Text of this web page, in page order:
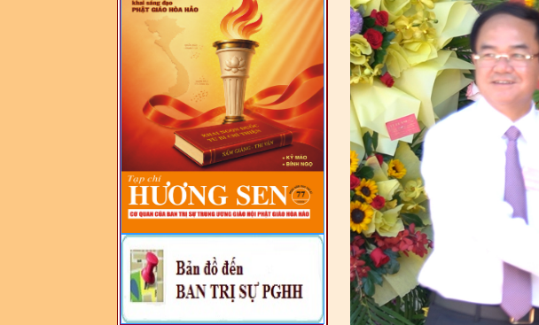
- LỚP TẬP HUẤN LỊCH SỬ,
PHÁP LUẬT VIỆT NAM VÀ
HIẾN CHƯƠNG GIÁO HỘI
PGHH NHIỆM KỲ VI (2024-
2029) CHO TRỊ SỰ VIÊN
TRUNG ƯƠNG, BAN ĐẠI
DIỆN TỈNH VÀ GIÁO LÝ
VIÊN - CHUYÊN ĐỀ: SỰ RA
ĐỜI, BẢN CHẤT, CHỨC
NĂNG VÀ HÌNH THỨC CỦA
NƯỚC CHXHCN VIỆT NAM